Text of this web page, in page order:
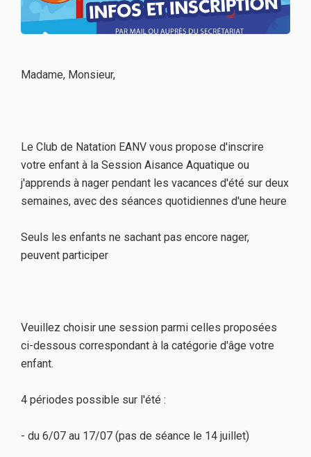
Madame, Monsieur,
Le Club de Natation EANV vous propose d'inscrire
votre enfant à la Session Aisance Aquatique ou
j'apprends à nager pendant les vacances d'été sur deux
semaines, avec des séances quotidiennes d'une heure
Seuls les enfants ne sachant pas encore nager,
peuvent participer
Veuillez choisir une session parmi celles proposées
ci-dessous correspondant à la catégorie d'âge votre
enfant.
4 périodes possible sur l'été :
- du 6/07 au 17/07 (pas de séance le 14 juillet)